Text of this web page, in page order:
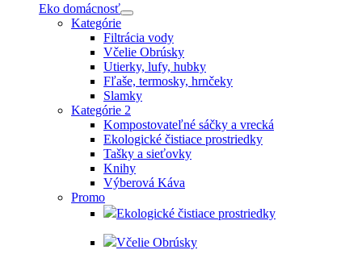
Eko domácnosť
Kategórie
Filtrácia vody
Včelie Obrúsky
Utierky, lufy, hubky
Fľaše, termosky, hrnčeky
Slamky
Kategórie 2
Kompostovateľné sáčky a vrecká
Ekologické čistiace prostriedky
Tašky a sieťovky
Knihy
Výberová Káva
Promo
Ekologické čistiace prostriedky
Včelie Obrúsky